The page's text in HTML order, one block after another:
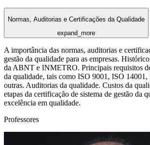
Normas, Auditorias e Certificações da Qualidade
expand_more
A importância das normas, auditorias e
gestão da qualidade para as empresas.
da ABNT e INMETRO. Principais requisitos
da qualidade, tais como ISO 9001, ISO
outras. Auditorias da qualidade. Custos da
etapas da certificação de sistema de gestão da
excelência em qualidade.
Professores